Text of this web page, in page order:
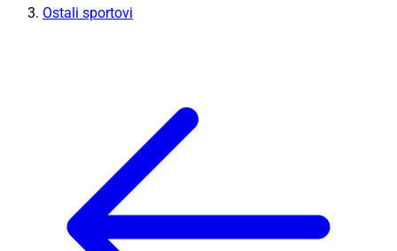
Ostali sportovi